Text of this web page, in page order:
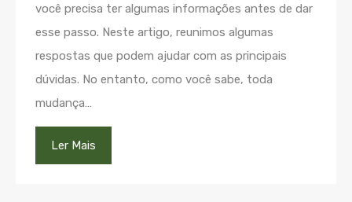
você precisa ter algumas informações antes de dar
esse passo. Neste artigo, reunimos algumas
respostas que podem ajudar com as principais
dúvidas. No entanto, como você sabe, toda
mudança…
Ler Mais